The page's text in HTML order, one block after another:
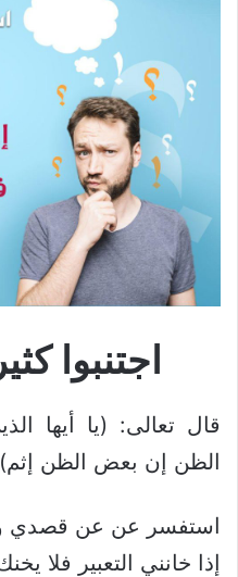
اجتنبوا
قال تعالى: (يا أيها
الظن إن بعض الظن إثم)
استفسر عن عن قصدي
إذا خانني التعبير فلا